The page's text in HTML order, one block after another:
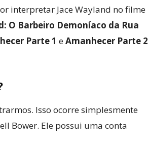
interpretar Jace Wayland no filme
O Barbeiro Demoníaco da Rua
Parte 1 eAmanhecer Parte 2
Isso ocorre simplesmente
Bower. Ele possui uma conta